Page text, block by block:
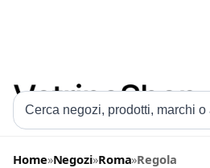
Home»Negozi»Roma»Regola